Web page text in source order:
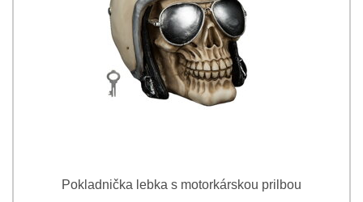
Pokladnička lebka s motorkárskou prilbou